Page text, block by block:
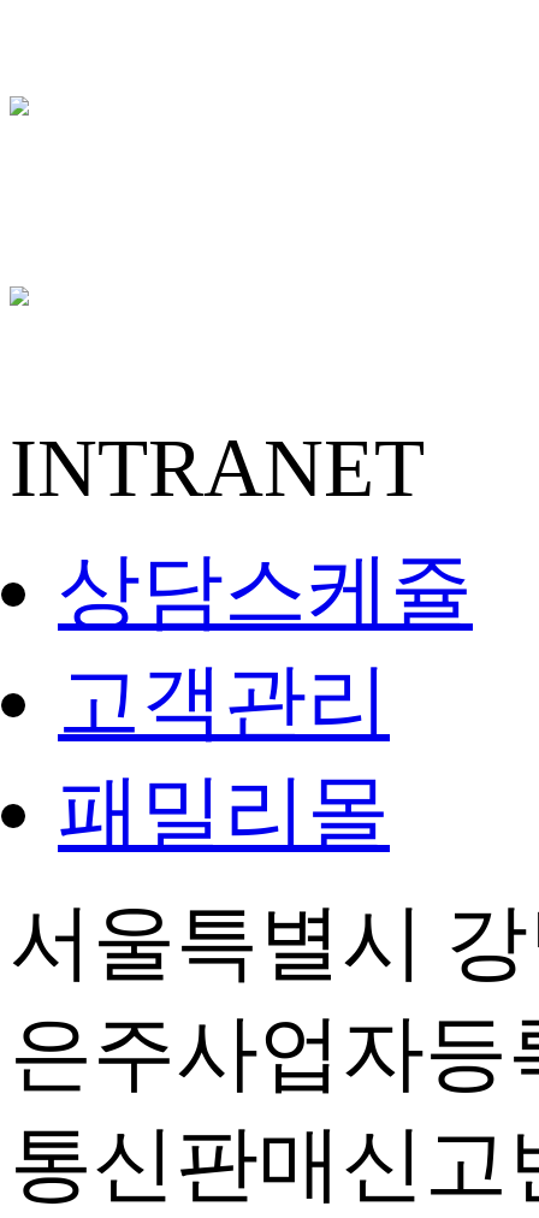
INTRANET
상담스케쥴
고객관리
패밀리몰
서울특별시
은주사업자등
통신판매신고